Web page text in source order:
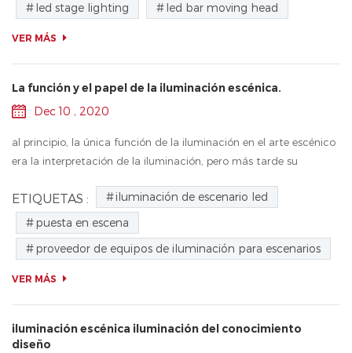
led stage lighting
led bar moving head
VER MÁS
La función y el papel de la iluminación escénica.
Dec 10 , 2020
al principio, la única función de la iluminación en el arte escénico
era la interpretación de la iluminación, pero más tarde su
iluminación...
ETIQUETAS :
iluminación de escenario led
puesta en escena
proveedor de equipos de iluminación para escenarios
VER MÁS
iluminación escénica iluminación del conocimiento
diseño